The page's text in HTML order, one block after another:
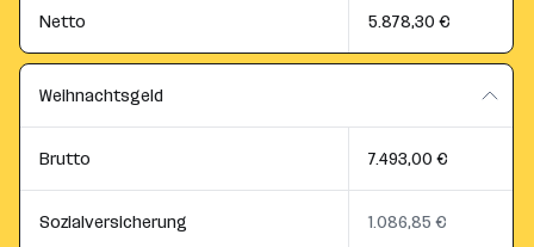
Netto 5.878,30 €
Weihnachtsgeld
Brutto 7.493,00 €
Sozialversicherung 1.086,85 €